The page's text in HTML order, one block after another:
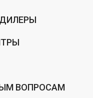
ВОПРОСАМ